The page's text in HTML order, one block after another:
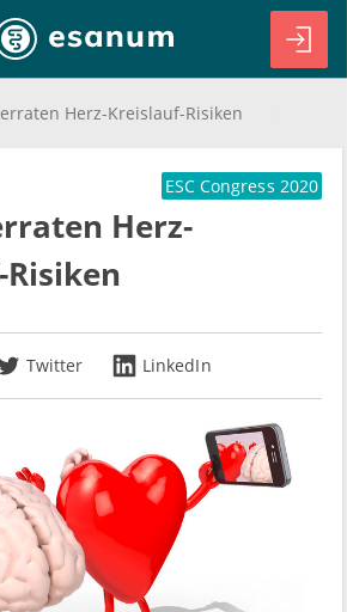
Herz-Kreislauf-Risiken
ESC Congress 2020
Herz-
Twitter LinkedIn